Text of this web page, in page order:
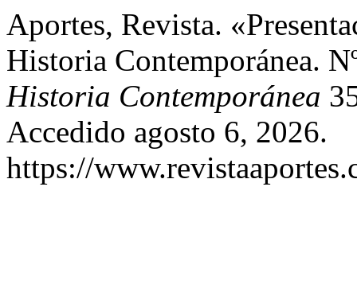
Aportes, Revista.
Historia Contemporánea.
Historia Contemporánea
Accedido agosto 6, 2026.
https://